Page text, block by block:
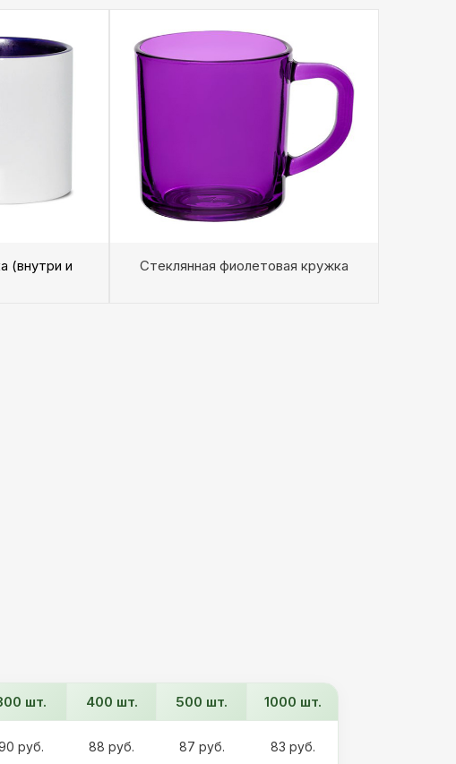
(внутри и
Стеклянная фиолетовая кружка
шт. 400 шт. 500 шт. 1000 шт.
руб. 88 руб. 87 руб. 83 руб.